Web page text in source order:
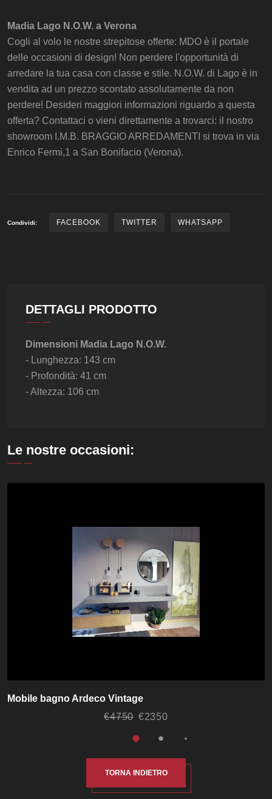
Madia Lago N.O.W. a Verona
Cogli al volo le nostre strepitose offerte: MDO è il portale
delle occasioni di design! Non perdere l'opportunità di
arredare la tua casa con classe e stile. N.O.W. di Lago è in
vendita ad un prezzo scontato assolutamente da non
perdere! Desideri maggiori informazioni riguardo a questa
offerta? Contattaci o vieni direttamente a trovarci: il nostro
showroom I.M.B. BRAGGIO ARREDAMENTI si trova in via
Enrico Fermi,1 a San Bonifacio (Verona).
Condividi: FACEBOOK TWITTER WHATSAPP
DETTAGLI PRODOTTO
Dimensioni Madia Lago N.O.W.
- Lunghezza: 143 cm
- Profondità: 41 cm
- Altezza: 106 cm
Le nostre occasioni:
Mobile bagno Ardeco Vintage
€4750 €2350
TORNA INDIETRO